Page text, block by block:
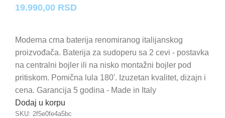
19.990,00 RSD
Moderna crna baterija renomiranog italijanskog
proizvođača. Baterija za sudoperu sa 2 cevi - postavka
na centralni bojler ili na nisko montažni bojler pod
pritiskom. Pomična lula 180'. Izuzetan kvalitet, dizajn i
cena. Garancija 5 godina - Made in Italy
Dodaj u korpu
SKU: 2f5e0fe4a5bc